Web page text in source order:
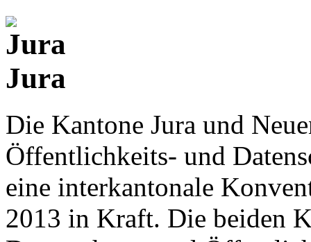
Jura
Die Kantone Jura und
Öffentlichkeits- und
eine interkantonale
2013 in Kraft. Die beiden